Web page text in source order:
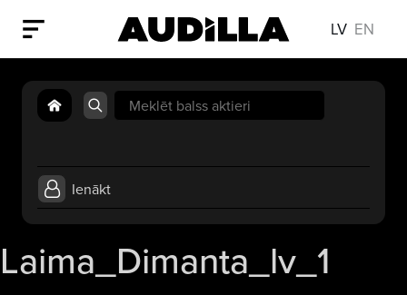
LV EN
Search
for:
Ienākt
Laima_Dimanta_lv_1